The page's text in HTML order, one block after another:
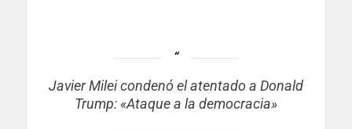
Javier Milei condenó el atentado a Donald
Trump: «Ataque a la democracia»